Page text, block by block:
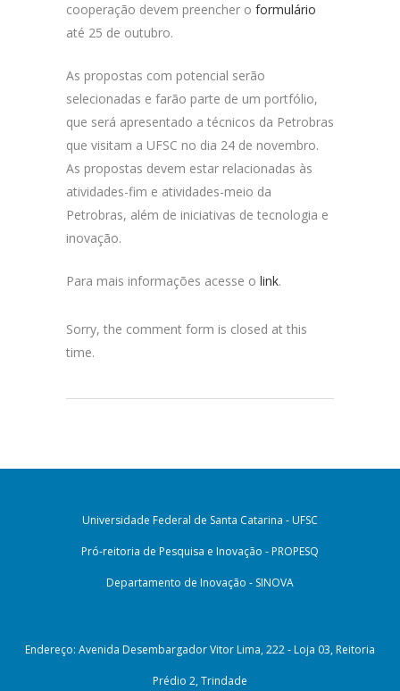
cooperação devem preencher o formulário
até 25 de outubro.
As propostas com potencial serão
selecionadas e farão parte de um portfólio,
que será apresentado a técnicos da Petrobras
que visitam a UFSC no dia 24 de novembro.
As propostas devem estar relacionadas às
atividades-fim e atividades-meio da
Petrobras, além de iniciativas de tecnologia e
inovação.
Para mais informações acesse o link.
Sorry, the comment form is closed at this
time.
Universidade Federal de Santa Catarina - UFSC
Pró-reitoria de Pesquisa e Inovação - PROPESQ
Departamento de Inovação - SINOVA
Endereço: Avenida Desembargador Vitor Lima, 222 - Loja 03, Reitoria
Prédio 2, Trindade